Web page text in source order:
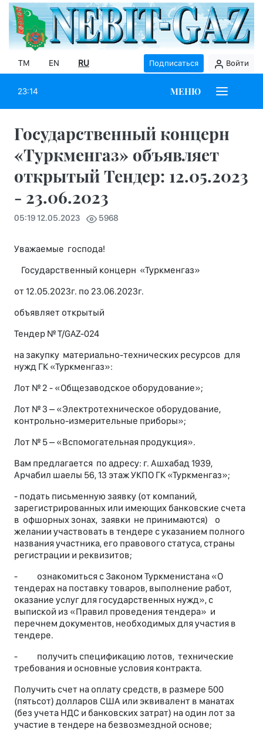
TM EN RU Подписаться Войти
23:14 МЕНЮ
Государственный концерн
«Туркменгаз» объявляет
открытый Тендер: 12.05.2023
- 23.06.2023
05:19 12.05.2023 5968
Уважаемые господа!
Государственный концерн «Туркменгаз»
от 12.05.2023г. по 23.06.2023г.
объявляет открытый
Тендер № T/GAZ-024
на закупку материально-технических ресурсов для
нужд ГК «Туркменгаз»:
Лот № 2 - «Общезаводское оборудование»;
Лот № 3 – «Электротехническое оборудование,
контрольно-измерительные приборы»;
Лот № 5 – «Вспомогательная продукция».
Вам предлагается по адресу: г. Ашхабад 1939,
Арчабил шаелы 56, 13 этаж УКПО ГК «Туркменгаз»;
- подать письменную заявку (от компаний,
зарегистрированных или имеющих банковские счета
в офшорных зонах, заявки не принимаются) о
желании участвовать в тендере с указанием полного
названия участника, его правового статуса, страны
регистрации и реквизитов;
- ознакомиться с Законом Туркменистана «О
тендерах на поставку товаров, выполнение работ,
оказание услуг для государственных нужд», с
выпиской из «Правил проведения тендера» и
перечнем документов, необходимых для участия в
тендере.
- получить спецификацию лотов, технические
требования и основные условия контракта.
Получить счет на оплату средств, в размере 500
(пятьсот) долларов США или эквивалент в манатах
(без учета НДС и банковских затрат) на один лот за
участие в тендере на безвозмездной основе;